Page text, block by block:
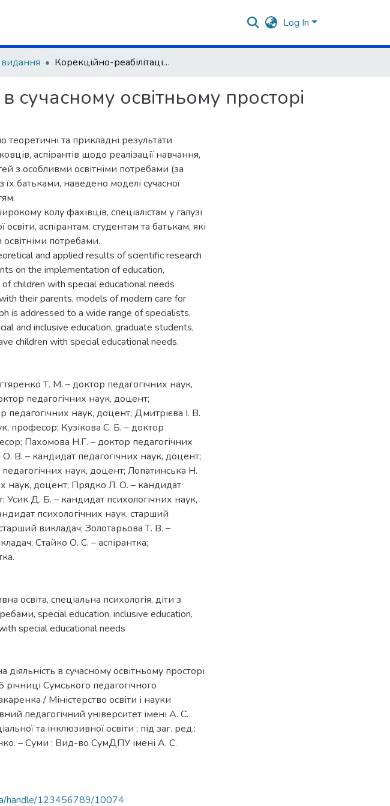
Log In
видання Корекційно-реабілітаційна діяльність в сучасному освітньому просторі
сучасному освітньому просторі
теоретичні та прикладні результати
аспірантів щодо реалізації навчання,
з особливми освітніми потребами (за
їх батьками, наведено моделі сучасної
колу фахівців, спеціалістам у галузі
освіти, аспірантам, студентам та батькам, які
потребами.
and applied results of scientific research
on the implementation of education,
children with special educational needs
their parents, models of modern care for
is addressed to a wide range of specialists,
and inclusive education, graduate students,
children with special educational needs.
Т. М. – доктор педагогічних наук,
педагогічних наук, доцент;
наук, доцент; Дмитрієва І. В.
професор; Кузікова С. Б. – доктор
Пахомова Н.Г. – доктор педагогічних
В. – кандидат педагогічних наук, доцент;
наук, доцент; Лопатинська Н.
наук, доцент; Прядко Л. О. – кандидат
Усик Д. Б. – кандидат психологічних наук,
психологічних наук, старший
викладач; Золотарьова Т. В. –
Стайко О. С. – аспірантка;
освіта, спеціальна психологія, діти з
, special education, inclusive education,
special educational needs
діяльність в сучасному освітньому просторі
Сумського педагогічного
/ Міністерство освіти і науки
педагогічний університет імені А. С.
та інклюзивної освіти ; під заг. ред.:
– Суми : Вид-во СумДПУ імені А. С.
handle/123456789/10074